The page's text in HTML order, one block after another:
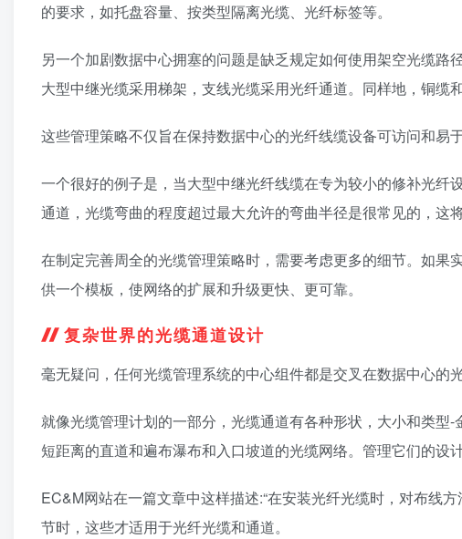
的要求，如托盘容量、按类型隔离光缆、光纤标签等。
另一个加剧数据中心拥塞的问题是缺乏规定如何使用架空光缆路
大型中继光缆采用梯架，支线光缆采用光纤通道。同样地，铜缆
这些管理策略不仅旨在保持数据中心的光纤线缆设备可访问和易
一个很好的例子是，当大型中继光纤线缆在专为较小的修补光纤
通道，光缆弯曲的程度超过最大允许的弯曲半径是很常见的，这
在制定完善周全的光缆管理策略时，需要考虑更多的细节。如
供一个模板，使网络的扩展和升级更快、更可靠。
复杂世界的光缆通道设计
毫无疑问，任何光缆管理系统的中心组件都是交叉在数据中心的
就像光缆管理计划的一部分，光缆通道有各种形状，大小和类型
短距离的直道和遍布瀑布和入口坡道的光缆网络。管理它们的设
EC&M网站在一篇文章中这样描述:“在安装光纤光缆时，对布线
节时，这些才适用于光纤光缆和通道。